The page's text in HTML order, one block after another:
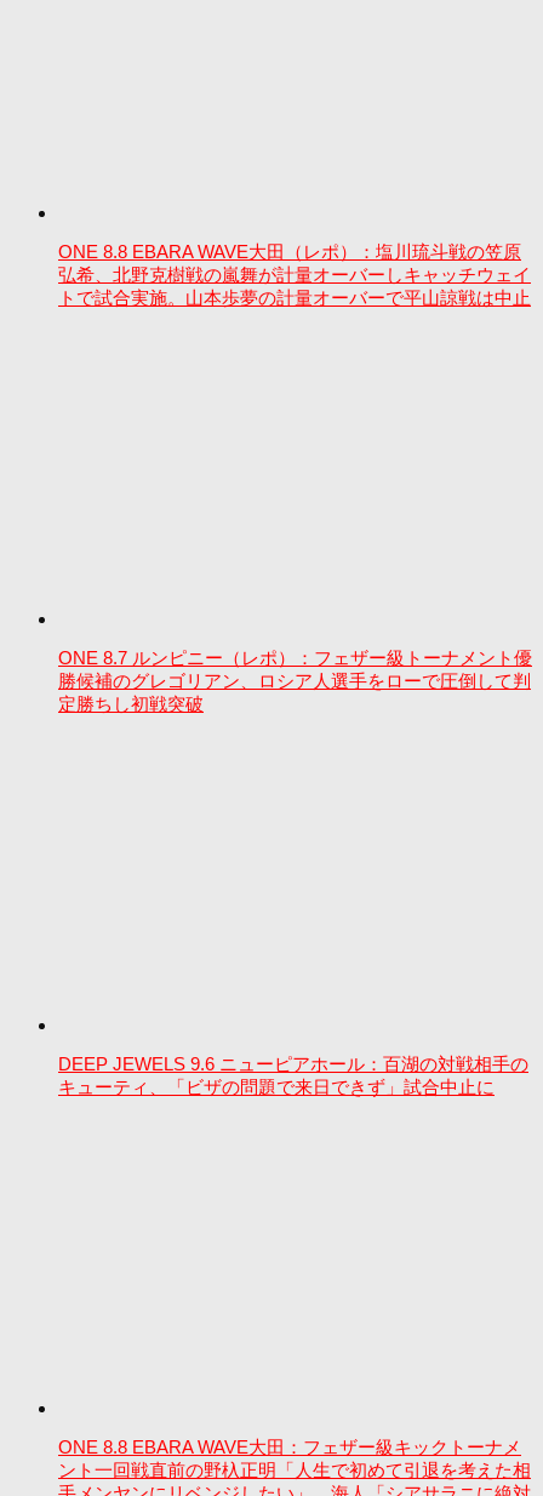
ONE 8.8 EBARA WAVE大田（レポ）：塩川琉斗戦の笠原
弘希、北野克樹戦の嵐舞が計量オーバーしキャッチウェイ
トで試合実施。山本歩夢の計量オーバーで平山諒戦は中止
ONE 8.7 ルンピニー（レポ）：フェザー級トーナメント優
勝候補のグレゴリアン、ロシア人選手をローで圧倒して判
定勝ちし初戦突破
DEEP JEWELS 9.6 ニューピアホール：百湖の対戦相手の
キューティ、「ビザの問題で来日できず」試合中止に
ONE 8.8 EBARA WAVE大田：フェザー級キックトーナメ
ント一回戦直前の野杁正明「人生で初めて引退を考えた相